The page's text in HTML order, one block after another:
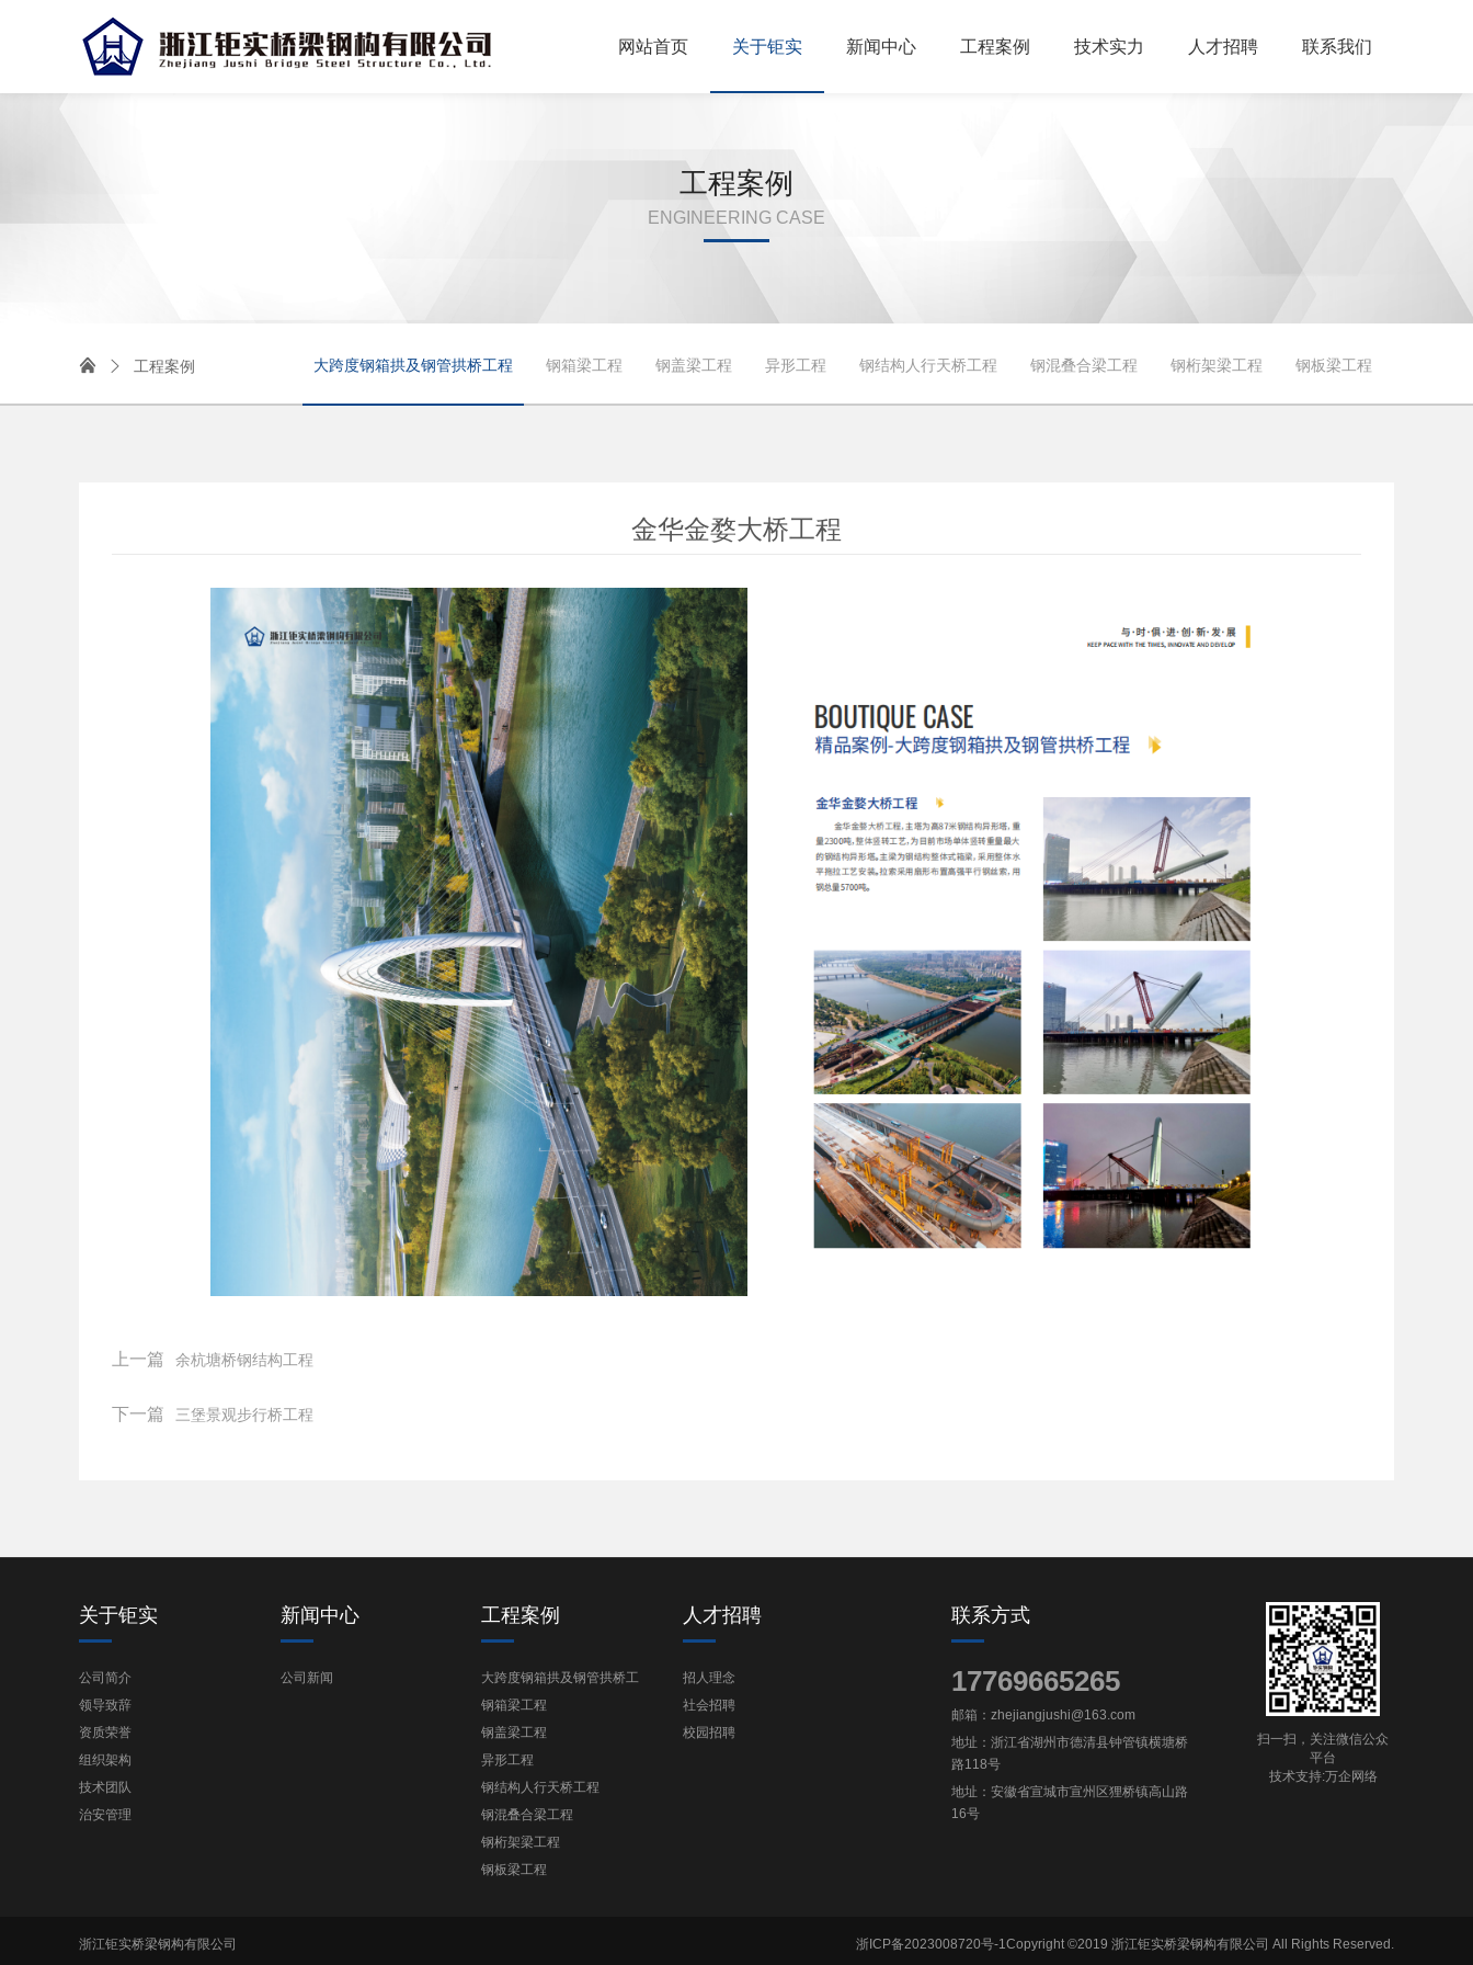
网站首页 关于钜实 新闻中心 工程案例 技术实力 人才招聘 联系我们
工程案例
ENGINEERING CASE
  工程案例 大跨度钢箱拱及钢管拱桥工程 钢箱梁工程 钢盖梁工程 异形工程 钢结构人行天桥工程 钢混叠合梁工程 钢桁架梁工程 钢板梁工程
金华金婺大桥工程
上一篇 余杭塘桥钢结构工程
下一篇 三堡景观步行桥工程
关于钜实
公司简介
领导致辞
资质荣誉
组织架构
技术团队
治安管理
新闻中心
公司新闻
工程案例
大跨度钢箱拱及钢管拱桥工
程
钢箱梁工程
钢盖梁工程
异形工程
钢结构人行天桥工程
钢混叠合梁工程
钢桁架梁工程
钢板梁工程
人才招聘
招人理念
社会招聘
校园招聘
联系方式
17769665265
邮箱：zhejiangjushi@163.com
地址：浙江省湖州市德清县钟管镇横塘桥
路118号
地址：安徽省宣城市宣州区狸桥镇高山路
16号
扫一扫，关注微信公众
平台
技术支持:万企网络
Copyright ©2019 浙江钜实桥梁钢构有限公司 All Rights Reserved.
浙ICP备2023008720号-1
浙江钜实桥梁钢构有限公司